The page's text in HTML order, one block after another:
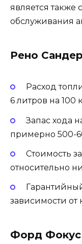
является также
обслуживания
Рено
Расход
6 литров на 100
Запас хода
примерно 500-
Стоимость
относительно
зависимости от
Форд Фокус